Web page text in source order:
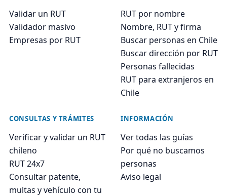
Validar un RUT
Validador masivo
Empresas por RUT
RUT por nombre
Nombre, RUT y firma
Buscar personas en Chile
Buscar dirección por RUT
Personas fallecidas
RUT para extranjeros en
Chile
CONSULTAS Y TRÁMITES
Verificar y validar un RUT
chileno
RUT 24x7
Consultar patente,
multas y vehículo con tu
INFORMACIÓN
Ver todas las guías
Por qué no buscamos
personas
Aviso legal